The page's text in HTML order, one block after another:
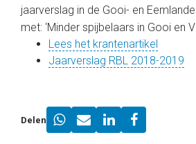
jaarverslag in de Gooi- en
met: ‘Minder spijbelaars in Gooi en
Lees het krantenartikel
Jaarverslag RBL 2018-2019
Delen